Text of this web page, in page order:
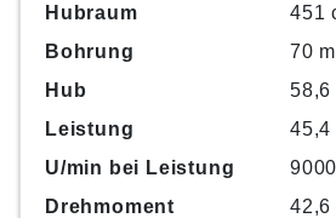
Hubraum
451
Bohrung
70
Hub
58,6
Leistung
45,4
U/min bei Leistung
Drehmoment
42,6